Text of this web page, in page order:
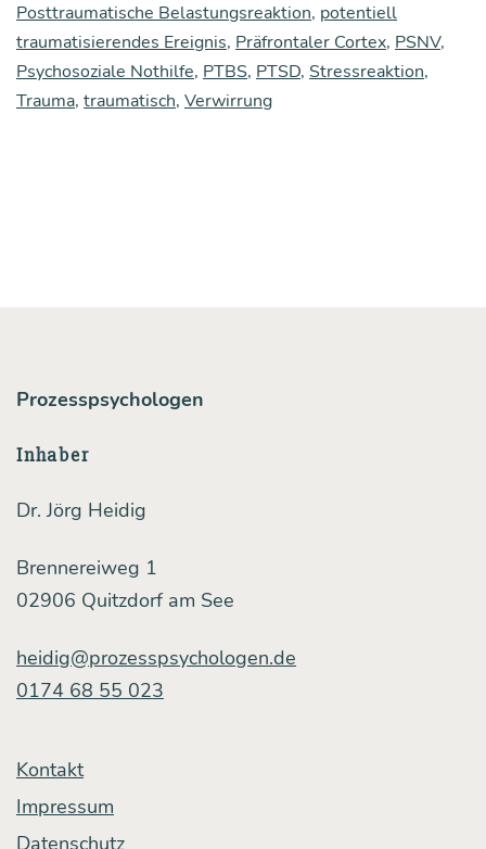
Posttraumatische Belastungsreaktion, potentiell
traumatisierendes Ereignis, Präfrontaler Cortex, PSNV,
Psychosoziale Nothilfe, PTBS, PTSD, Stressreaktion,
Trauma, traumatisch, Verwirrung
Prozesspsychologen
Inhaber
Dr. Jörg Heidig
Brennereiweg 1
02906 Quitzdorf am See
heidig@prozesspsychologen.de
0174 68 55 023
Kontakt
Impressum
Datenschutz